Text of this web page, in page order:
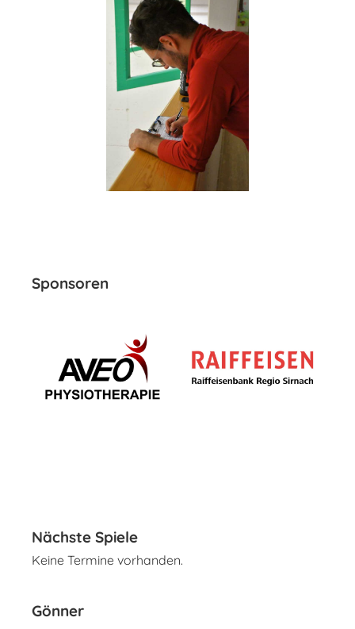
Sponsoren
Nächste Spiele
Keine Termine vorhanden.
Gönner